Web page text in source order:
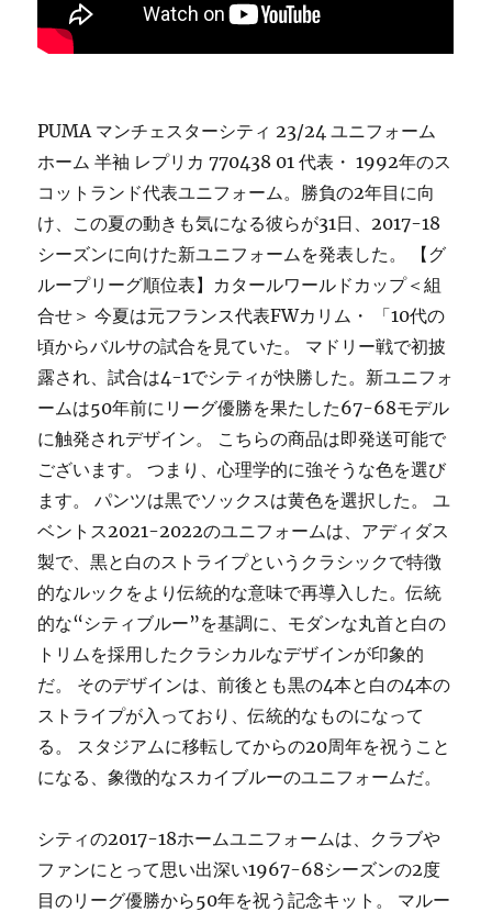
PUMA マンチェスターシティ 23/24 ユニフォーム
ホーム 半袖 レプリカ 770438 01 代表・ 1992年のス
コットランド代表ユニフォーム。勝負の2年目に向
け、この夏の動きも気になる彼らが31日、2017-18
シーズンに向けた新ユニフォームを発表した。 【グ
ループリーグ順位表】カタールワールドカップ＜組
合せ＞ 今夏は元フランス代表FWカリム・ 「10代の
頃からバルサの試合を見ていた。 マドリー戦で初披
露され、試合は4-1でシティが快勝した。新ユニフォ
ームは50年前にリーグ優勝を果たした67-68モデル
に触発されデザイン。 こちらの商品は即発送可能で
ございます。 つまり、心理学的に強そうな色を選び
ます。 パンツは黒でソックスは黄色を選択した。 ユ
ベントス2021-2022のユニフォームは、アディダス
製で、黒と白のストライプというクラシックで特徴
的なルックをより伝統的な意味で再導入した。伝統
的な“シティブルー”を基調に、モダンな丸首と白の
トリムを採用したクラシカルなデザインが印象的
だ。 そのデザインは、前後とも黒の4本と白の4本の
ストライプが入っており、伝統的なものになって
る。 スタジアムに移転してからの20周年を祝うこと
になる、象徴的なスカイブルーのユニフォームだ。
シティの2017-18ホームユニフォームは、クラブや
ファンにとって思い出深い1967-68シーズンの2度
目のリーグ優勝から50年を祝う記念キット。 マルー